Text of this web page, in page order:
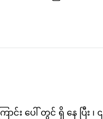
း ပေါ် တွင် ရှိ နေ ပြီး